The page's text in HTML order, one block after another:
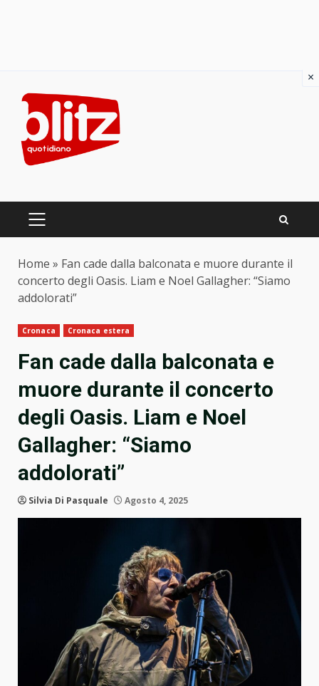
content
PRIMARY
Home » Fan cade dalla balconata e muore durante il
concerto degli Oasis. Liam e Noel Gallagher: “Siamo
addolorati”
Cronaca Cronaca estera
Fan cade dalla balconata e
muore durante il concerto
degli Oasis. Liam e Noel
Gallagher: “Siamo
addolorati”
Silvia Di Pasquale Agosto 4, 2025
×